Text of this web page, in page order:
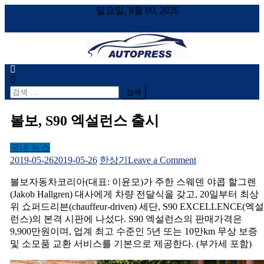
일요일, 8월 09, 2026
AUTOPRESS
오토프레스, 자동차시승기, 자동차, 시승기, 한상기
검
색
어:
볼보, S90 엑설런스 출시
국내 뉴스
2019-05-262019-05-26 한상기 Leave a Commenton
보,
S90
엑
설
런
스
볼보자동차코리아(대표: 이윤모)가 주한 스웨덴 야콥 할그렌
(Jakob Hallgren) 대사에게 차량 전달식을 갖고, 20일부터 최상
위 쇼퍼드리븐(chauffeur-driven) 세단, S90 EXCELLENCE(엑설
런스)의 본격 시판에 나섰다. S90 엑설런스의 판매가격은
9,900만원이며, 업계 최고 수준인 5년 또는 10만km 무상 보증
및 소모품 교환 서비스를 기본으로 제공한다. (부가세 포함)